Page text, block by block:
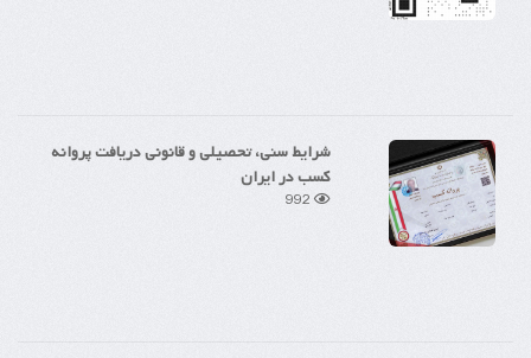
شرایط سنی، تحصیلی و قانونی دریافت پروانه
کسب در ایران